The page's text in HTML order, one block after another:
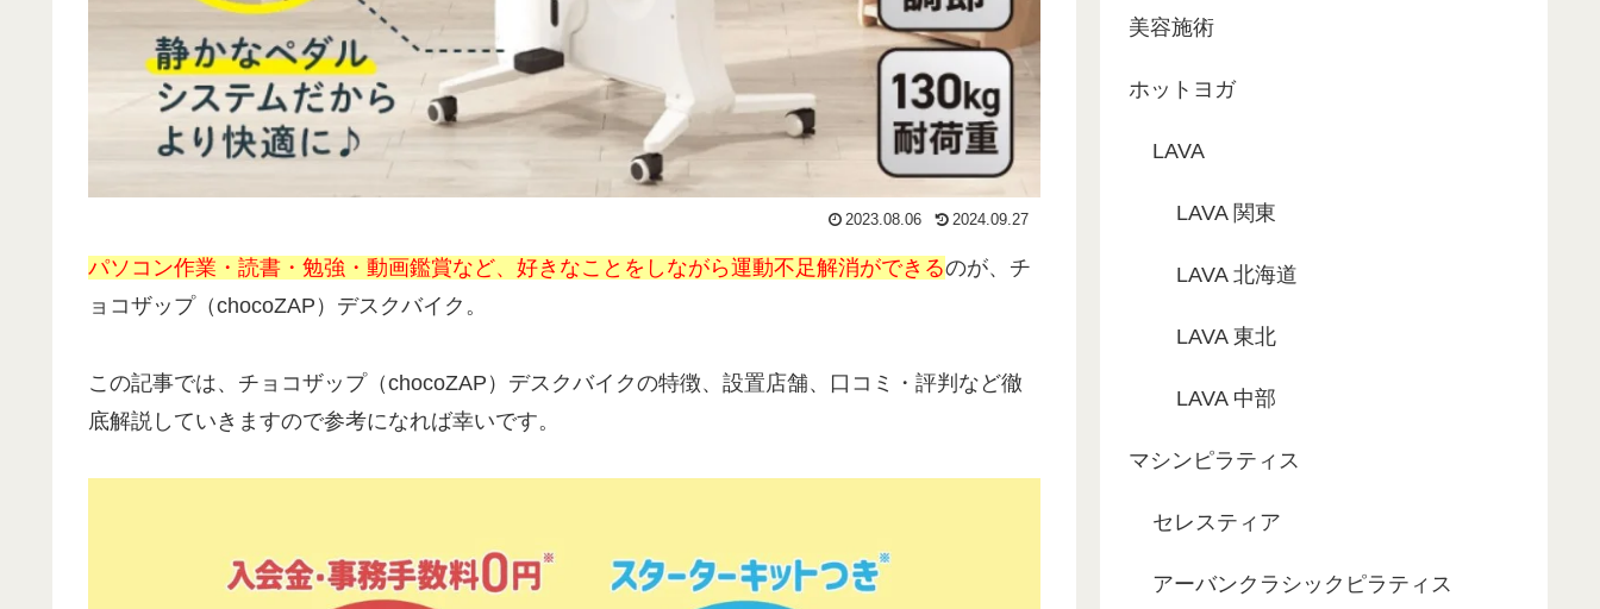
2023.08.06 2024.09.27
パソコン作業・読書・勉強・動画鑑賞など、好きなことをしながら運動不足解消ができるのが、チ
ョコザップ（chocoZAP）デスクバイク。
この記事では、チョコザップ（chocoZAP）デスクバイクの特徴、設置店舗、口コミ・評判など徹
底解説していきますので参考になれば幸いです。
美容施術
ホットヨガ
LAVA
LAVA 関東
LAVA 北海道
LAVA 東北
LAVA 中部
マシンピラティス
セレスティア
アーバンクラシックピラティス